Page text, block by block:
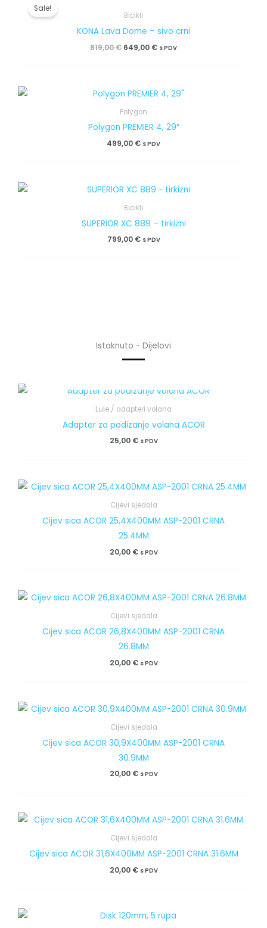
Sale!
Bicikli
KONA Lava Dome – sivo crni
819,00€
cijena
bila
819,00 €.
649,00 €
cijena
s PDV
Polygon
Polygon PREMIER 4, 29″
499,00 € s PDV
Bicikli
SUPERIOR XC 889 – tirkizni
799,00 € s PDV
Istaknuto - Dijelovi
Lule / adapteri volana
Adapter za podizanje volana ACOR
25,00 € s PDV
Cijevi sjedala
Cijev sica ACOR 25,4X400MM ASP-2001 CRNA
25.4MM
20,00 € s PDV
Cijevi sjedala
Cijev sica ACOR 26,8X400MM ASP-2001 CRNA
26.8MM
20,00 € s PDV
Cijevi sjedala
Cijev sica ACOR 30,9X400MM ASP-2001 CRNA
30.9MM
20,00 € s PDV
Cijevi sjedala
Cijev sica ACOR 31,6X400MM ASP-2001 CRNA 31.6MM
20,00 € s PDV